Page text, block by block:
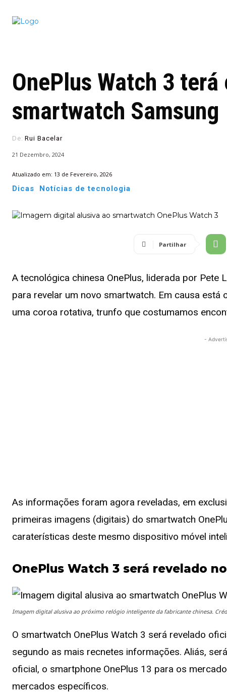
OnePlus Watch 3
smartwatch Samsung
De: Rui Bacelar
21 Dezembro, 2024
Atualizado em: 13 de Fevereiro, 2026
Dicas Notícias de tecnologia
Partilhar
A tecnológica chinesa OnePlus, liderada por Pete
para revelar um novo smartwatch. Em causa está
uma coroa rotativa, trunfo que costumamos
-
As informações foram agora reveladas, em
primeiras imagens (digitais) do smartwatch
caraterísticas deste mesmo dispositivo móvel
OnePlus Watch 3 será revelado
Imagem digital alusiva ao próximo relógio inteligente da fabricante chinesa.
O smartwatch OnePlus Watch 3 será revelado
segundo as mais recnetes informações. Aliás,
oficial, o smartphone OnePlus 13 para os
mercados específicos.